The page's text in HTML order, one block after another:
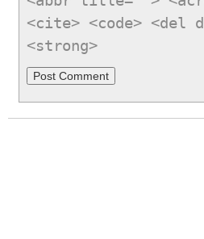
<cite> <code> <del
<strong>